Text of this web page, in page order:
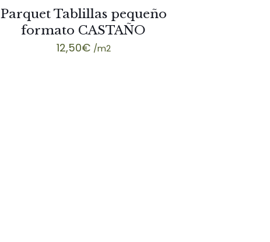
Parquet Tablillas pequeño
formato CASTAÑO
12,50€ /m2